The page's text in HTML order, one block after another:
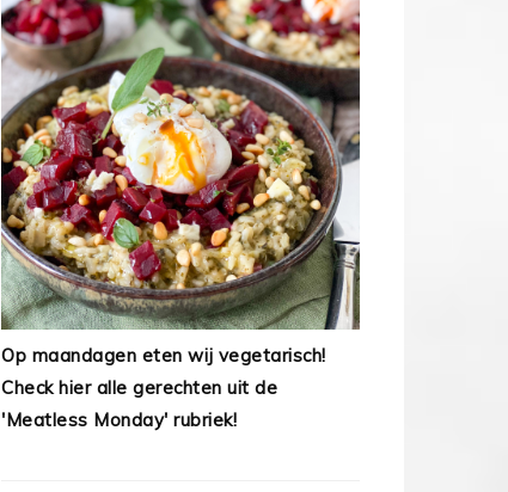
Op maandagen eten wij vegetarisch!
Check hier alle gerechten uit de
'Meatless Monday' rubriek!